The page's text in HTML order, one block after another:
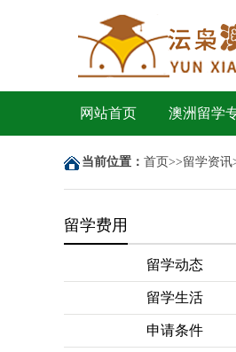
网站首页 澳洲留学
当前位置： 首页>>留学资讯
留学费用
留学动态
留学生活
申请条件